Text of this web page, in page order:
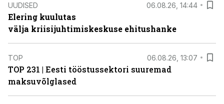
UUDISED 06.08.26, 14:44
Elering kuulutas
välja kriisijuhtimiskeskuse ehitushanke
TOP 06.08.26, 13:07
TOP 231 | Eesti tööstussektori suuremad
maksuvõlglased